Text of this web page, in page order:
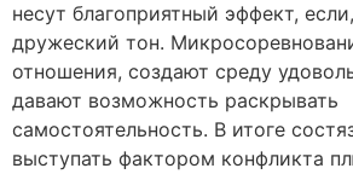
несут благоприятный эффект,
дружеский тон.
отношения, создают среду
давают возможность раскрывать
самостоятельность. В итоге
выступать фактором конфликта